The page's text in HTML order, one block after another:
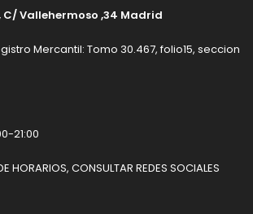
C/ Vallehermoso ,34 Madrid
Mercantil: Tomo 30.467, folio15, seccion
21:00
HORARIOS, CONSULTAR REDES SOCIALES